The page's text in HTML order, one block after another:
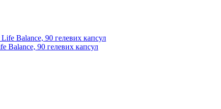
Balance, 90 гелевих капсул